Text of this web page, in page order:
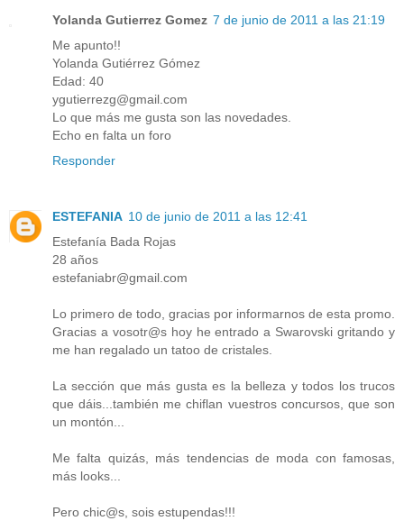
Yolanda Gutierrez Gomez 7 de junio de 2011 a las 21:19
Me apunto!!
Yolanda Gutiérrez Gómez
Edad: 40
ygutierrezg@gmail.com
Lo que más me gusta son las novedades.
Echo en falta un foro
Responder
ESTEFANIA 10 de junio de 2011 a las 12:41
Estefanía Bada Rojas
28 años
estefaniabr@gmail.com
Lo primero de todo, gracias por informarnos de esta promo.
Gracias a vosotr@s hoy he entrado a Swarovski gritando y
me han regalado un tatoo de cristales.
La sección que más gusta es la belleza y todos los trucos
que dáis...también me chiflan vuestros concursos, que son
un montón...
Me falta quizás, más tendencias de moda con famosas,
más looks...
Pero chic@s, sois estupendas!!!